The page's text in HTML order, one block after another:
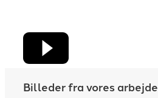
Billeder fra vores arbejde